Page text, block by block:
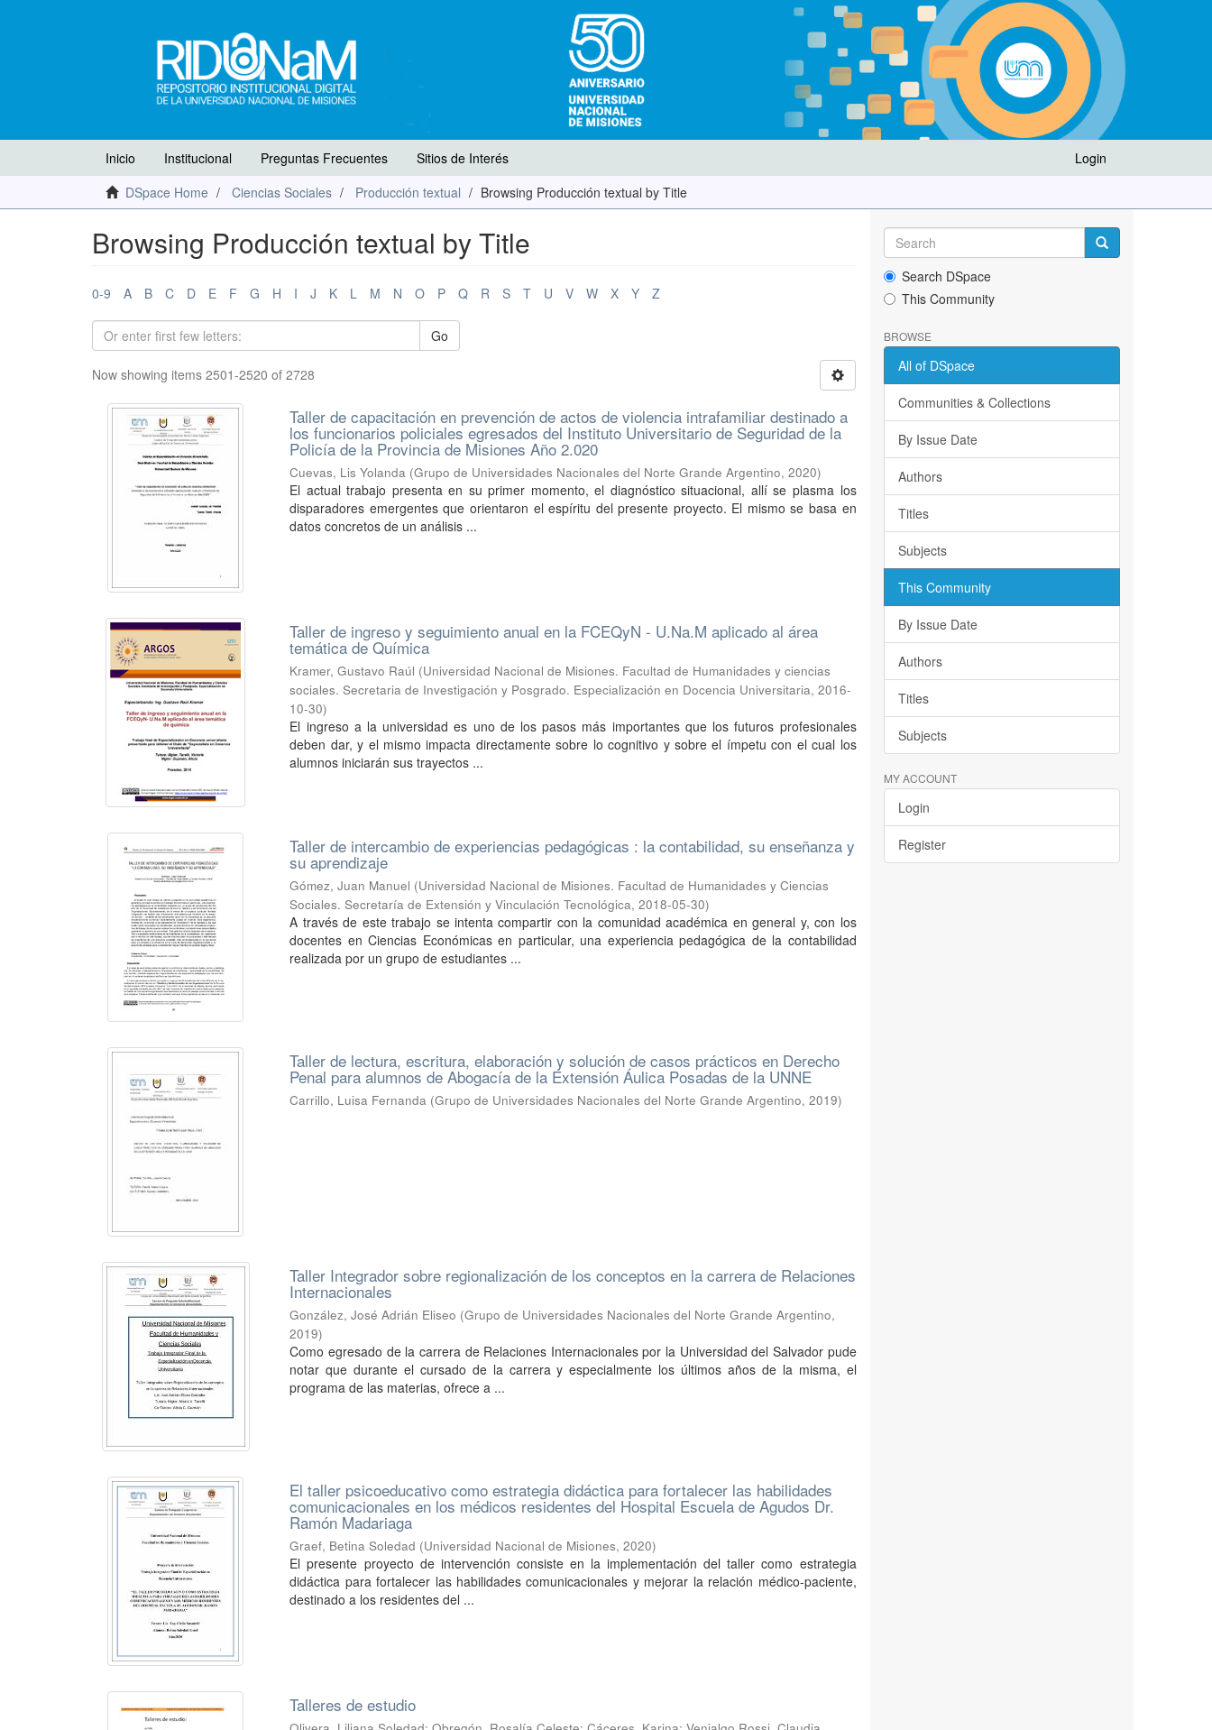
Login
Inicio Institucional Preguntas Frecuentes
Sitios de Interés
DSpace Home
Ciencias Sociales Producción textual Browsing Producción textual by Title
Browsing Producción textual by Title
0-9 A B C D E F G H I J K L M N O P Q R S T U V W X Y Z
Go
Now showing items 2501-2520 of 2728
Taller de capacitación en prevención de actos de violencia intrafamiliar destinado a
los funcionarios policiales egresados del Instituto Universitario de Seguridad de la
Policía de la Provincia de Misiones Año 2.020
Cuevas, Lis Yolanda (Grupo de Universidades Nacionales del Norte Grande Argentino,2020)
El actual trabajo presenta en su primer momento, el diagnóstico situacional, allí se plasma los
disparadores emergentes que orientaron el espíritu del presente proyecto. El mismo se basa en
datos concretos de un análisis ...
Taller de ingreso y seguimiento anual en la FCEQyN - U.Na.M aplicado al área
temática de Química
Kramer, Gustavo Raúl (Universidad Nacional de Misiones. Facultad de Humanidades y ciencias
sociales. Secretaria de Investigación y Posgrado. Especialización en Docencia Universitaria,2016-
10-30)
El ingreso a la universidad es uno de los pasos más importantes que los futuros profesionales
deben dar, y el mismo impacta directamente sobre lo cognitivo y sobre el ímpetu con el cual los
alumnos iniciarán sus trayectos ...
Taller de intercambio de experiencias pedagógicas : la contabilidad, su enseñanza y
su aprendizaje
Gómez, Juan Manuel (Universidad Nacional de Misiones. Facultad de Humanidades y Ciencias
Sociales. Secretaría de Extensión y Vinculación Tecnológica,2018-05-30)
A través de este trabajo se intenta compartir con la comunidad académica en general y, con los
docentes en Ciencias Económicas en particular, una experiencia pedagógica de la contabilidad
realizada por un grupo de estudiantes ...
Taller de lectura, escritura, elaboración y solución de casos prácticos en Derecho
Penal para alumnos de Abogacía de la Extensión Áulica Posadas de la UNNE
Carrillo, Luisa Fernanda (Grupo de Universidades Nacionales del Norte Grande Argentino,2019)
Taller Integrador sobre regionalización de los conceptos en la carrera de Relaciones
Internacionales
González, José Adrián Eliseo (Grupo de Universidades Nacionales del Norte Grande Argentino,
2019)
Como egresado de la carrera de Relaciones Internacionales por la Universidad del Salvador pude
notar que durante el cursado de la carrera y especialmente los últimos años de la misma, el
programa de las materias, ofrece a ...
El taller psicoeducativo como estrategia didáctica para fortalecer las habilidades
comunicacionales en los médicos residentes del Hospital Escuela de Agudos Dr.
Ramón Madariaga
Graef, Betina Soledad (Universidad Nacional de Misiones,2020)
El presente proyecto de intervención consiste en la implementación del taller como estrategia
didáctica para fortalecer las habilidades comunicacionales y mejorar la relación médico-paciente,
destinado a los residentes del ...
Talleres de estudio
Search DSpace
This Community
BROWSE
All of DSpace
Communities & Collections
By Issue Date
Authors
Titles
Subjects
This Community
By Issue Date
Authors
Titles
Subjects
MY ACCOUNT
Login
Register